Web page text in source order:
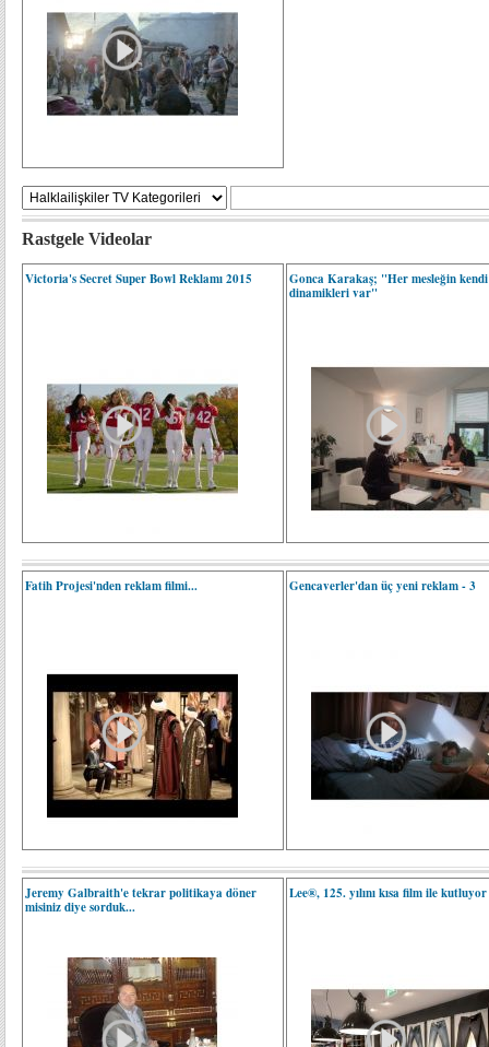
Rastgele Videolar
Victoria's Secret Super Bowl Reklamı 2015
Gonca Karakaş; "Her mesleğin
dinamikleri var"
Fatih Projesi'nden reklam filmi... Gencaverler'dan üç yeni reklam - 3
Jeremy Galbraith'e tekrar politikaya döner
misiniz diye sorduk...
Lee®, 125. yılını kısa film ile kutluyor